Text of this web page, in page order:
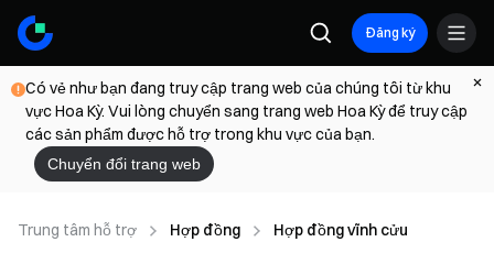
Đăng ký
Có vẻ như bạn đang truy cập trang web của chúng tôi từ khu
vực Hoa Kỳ. Vui lòng chuyển sang trang web Hoa Kỳ để truy cập
các sản phẩm được hỗ trợ trong khu vực của bạn.
Chuyển đổi trang web
Trung tâm hỗ trợ Hợp đồng Hợp đồng vĩnh cửu